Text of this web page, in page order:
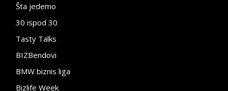
Šta jedemo
30 ispod 30
Tasty Talks
BIZBendovi
BMW biznis liga
Bizlife Week